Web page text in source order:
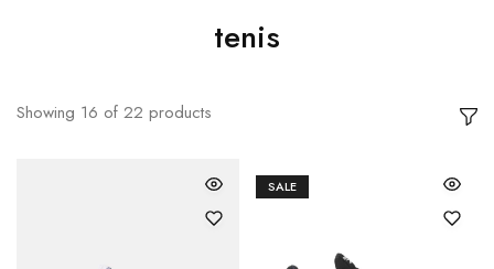
tenis
Showing 16 of 22 products
SALE